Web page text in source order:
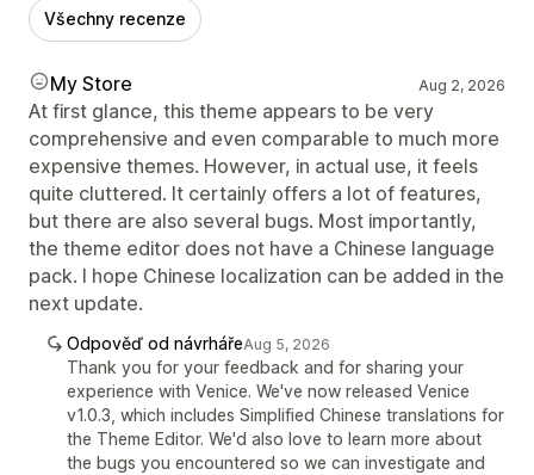
Všechny recenze
My Store Aug 2, 2026
At first glance, this theme appears to be very
comprehensive and even comparable to much more
expensive themes. However, in actual use, it feels
quite cluttered. It certainly offers a lot of features,
but there are also several bugs. Most importantly,
the theme editor does not have a Chinese language
pack. I hope Chinese localization can be added in the
next update.
Odpověď od návrhářeAug 5, 2026
Thank you for your feedback and for sharing your
experience with Venice. We've now released Venice
v1.0.3, which includes Simplified Chinese translations for
the Theme Editor. We'd also love to learn more about
the bugs you encountered so we can investigate and